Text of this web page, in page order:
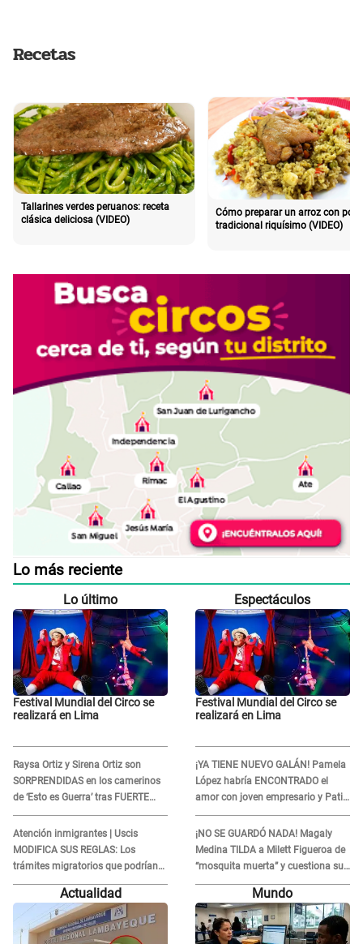
Recetas
Tallarines verdes peruanos: receta
clásica deliciosa (VIDEO)
Cómo preparar un arroz con pollo
tradicional riquísimo (VIDEO)
Lo más reciente
Lo último
Festival Mundial del Circo se
realizará en Lima
Raysa Ortiz y Sirena Ortiz son
SORPRENDIDAS en los camerinos
de ‘Esto es Guerra’ tras FUERTE
ENFRENTAMIENTO con Gabriel
Moisés: “Gracias”
Atención inmigrantes | Uscis
MODIFICA SUS REGLAS: Los
trámites migratorios que podrían
necesitar tu prueba de ADN
Espectáculos
Festival Mundial del Circo se
realizará en Lima
¡YA TIENE NUEVO GALÁN! Pamela
López habría ENCONTRADO el
amor con joven empresario y Pati
Lorena la ECHA en VIVO
¡NO SE GUARDÓ NADA! Magaly
Medina TILDA a Milett Figueroa de
“mosquita muerta” y cuestiona su
RECONCILIACIÓN con Marcelo
Tinelli en TV argentina
Actualidad Mundo